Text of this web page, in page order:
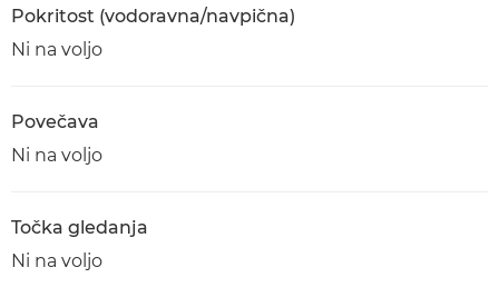
Pokritost (vodoravna/navpična)
Ni na voljo
Povečava
Ni na voljo
Točka gledanja
Ni na voljo